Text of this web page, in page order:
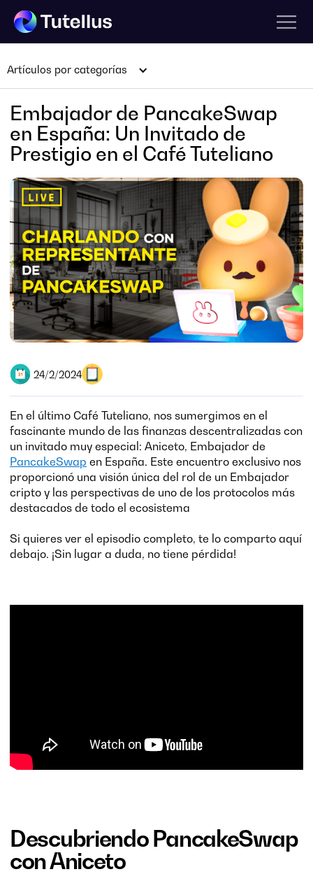
Artículos por categorías
Embajador de PancakeSwap
en España: Un Invitado de
Prestigio en el Café Tuteliano
24/2/2024
En el último Café Tuteliano, nos sumergimos en el
fascinante mundo de las finanzas descentralizadas con
un invitado muy especial: Aniceto, Embajador de
PancakeSwap en España. Este encuentro exclusivo nos
proporcionó una visión única del rol de un Embajador
cripto y las perspectivas de uno de los protocolos más
destacados de todo el ecosistema
Si quieres ver el episodio completo, te lo comparto aquí
debajo. ¡Sin lugar a duda, no tiene pérdida!
Descubriendo PancakeSwap
con Aniceto